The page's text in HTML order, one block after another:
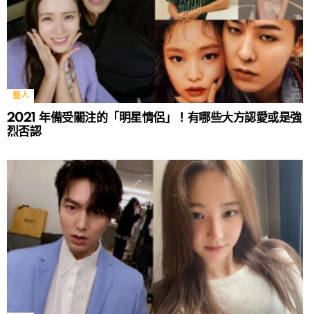
藝人
2021 年備受關注的「明星情侶」！有哪些大方認愛或是強
烈否認